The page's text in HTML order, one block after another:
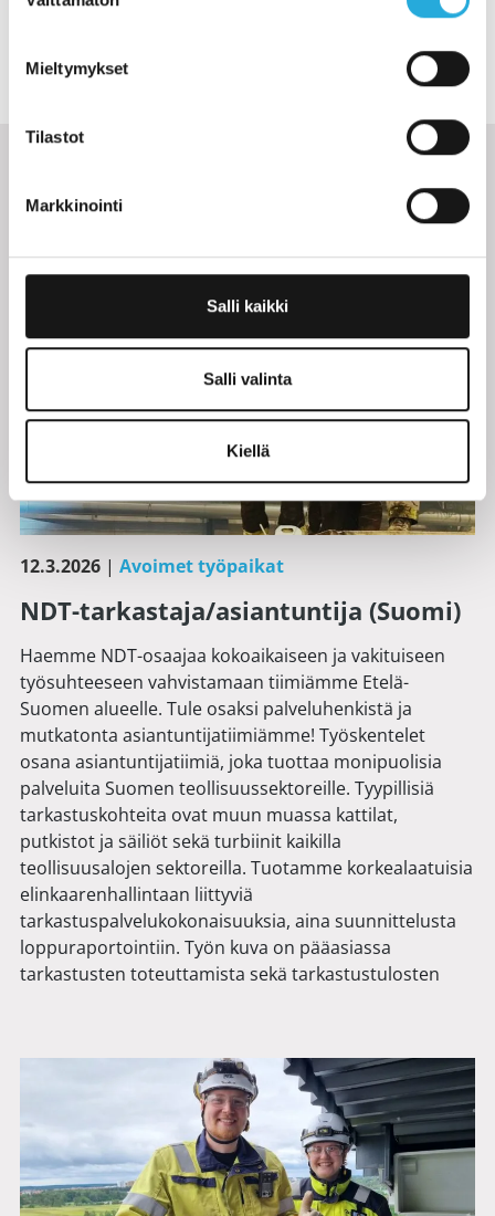
valinta
Mieltymykset
Tilastot
Markkinointi
Salli kaikki
Salli valinta
Kiellä
Sähköposti
Muut ajankohtaiset
12.3.2026 | Avoimet työpaikat
NDT-tarkastaja/asiantuntija (Suomi)
Haemme NDT-osaajaa kokoaikaiseen ja vakituiseen
työsuhteeseen vahvistamaan tiimiämme Etelä-
Suomen alueelle. Tule osaksi palveluhenkistä ja
mutkatonta asiantuntijatiimiämme! Työskentelet
osana asiantuntijatiimiä, joka tuottaa monipuolisia
palveluita Suomen teollisuussektoreille. Tyypillisiä
tarkastuskohteita ovat muun muassa kattilat,
putkistot ja säiliöt sekä turbiinit kaikilla
teollisuusalojen sektoreilla. Tuotamme korkealaatuisia
elinkaarenhallintaan liittyviä
tarkastuspalvelukokonaisuuksia, aina suunnittelusta
loppuraportointiin. Työn kuva on pääasiassa
tarkastusten toteuttamista sekä tarkastustulosten